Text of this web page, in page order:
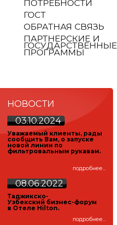
ПОТРЕБНОСТИ
ГОСТ
ОБРАТНАЯ СВЯЗЬ
ПАРТНЕРСКИЕ И
ГОСУДАРСТВЕННЫЕ
ПРОГРАММЫ
НОВОСТИ
03.10.2024
Уважаемый клиенты, рады
сообщить Вам, о запуске
новой линии по
фильтровальным рукавам.
подробнее...
08.06.2022
Таджикско-
Узбекский бизнес-форум
в Отеле Hilton.
подробнее...